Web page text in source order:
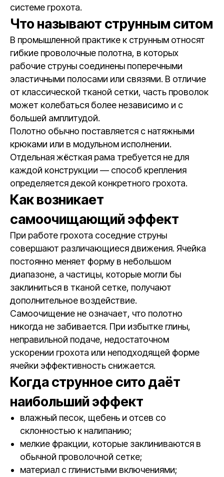
системе грохота.
Что называют струнным ситом
В промышленной практике к струнным относят
гибкие проволочные полотна, в которых
рабочие струны соединены поперечными
эластичными полосами или связями. В отличие
от классической тканой сетки, часть проволок
может колебаться более независимо и с
большей амплитудой.
Полотно обычно поставляется с натяжными
крюками или в модульном исполнении.
Отдельная жёсткая рама требуется не для
каждой конструкции — способ крепления
определяется декой конкретного грохота.
Как возникает
самоочищающий эффект
При работе грохота соседние струны
совершают различающиеся движения. Ячейка
постоянно меняет форму в небольшом
диапазоне, а частицы, которые могли бы
заклиниться в тканой сетке, получают
дополнительное воздействие.
Самоочищение не означает, что полотно
никогда не забивается. При избытке глины,
неправильной подаче, недостаточном
ускорении грохота или неподходящей форме
ячейки эффективность снижается.
Когда струнное сито даёт
наибольший эффект
влажный песок, щебень и отсев со
склонностью к налипанию;
мелкие фракции, которые заклиниваются в
обычной проволочной сетке;
материал с глинистыми включениями;